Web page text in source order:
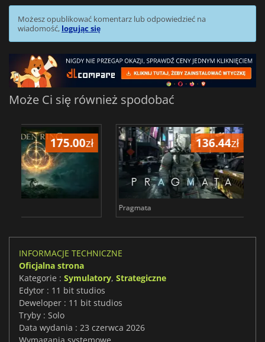
Możesz opublikować komentarz lub odpowiedzieć na
wiadomość, logując się
Może Ci się również spodobać
28.85zł
INFORMACJE TECHNICZNE
Oficjalna strona
Kategorie : Symulatory, Strategiczne
Edytor : 11 bit studios
Deweloper : 11 bit studios
Tryby : Solo
Data wydania : 23 czerwca 2026